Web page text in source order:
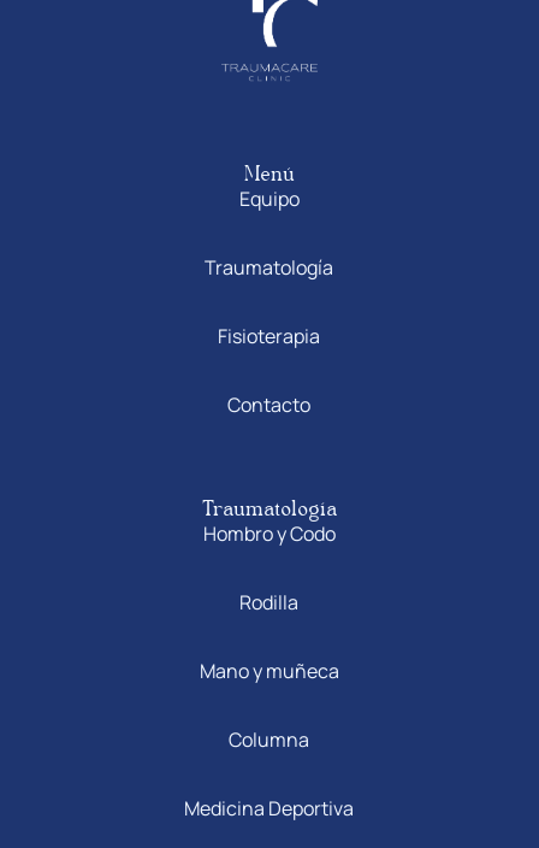
Menú
Equipo
Traumatología
Fisioterapia
Contacto
Traumatología
Hombro y Codo
Rodilla
Mano y muñeca
Columna
Medicina Deportiva